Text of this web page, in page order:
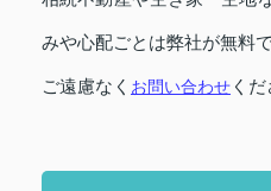
みや心配ごとは弊社が無料
ご遠慮なく お問い合わせ くだ